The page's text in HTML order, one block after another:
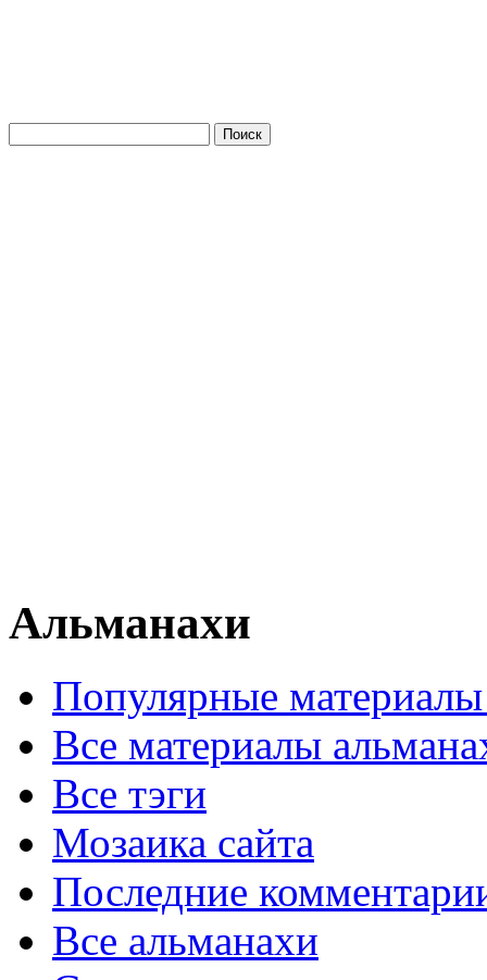
Альманахи
Популярные
Все материалы
Все тэги
Мозаика сайта
Последние
Все альманахи